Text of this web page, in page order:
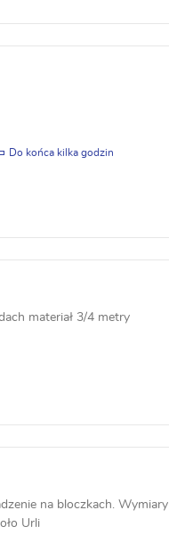
materiał 3/4 metry
na bloczkach. Wymiary
Urli